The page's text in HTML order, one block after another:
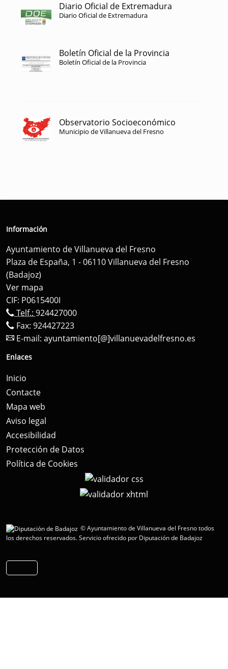
Diario Oficial de Extremadura
Diario Oficial de Extremadura
Boletín Oficial de la Provincia
Boletín Oficial de la Provincia
Observatorio Socioeconómico
Municipio de Villanueva del Fresno
Información
Ayuntamiento de Villanueva del Fresno
Plaza de España, 1 - 06110 Villanueva del Fresno
(Badajoz)
Ver mapa
CIF: P0615400I
Telf.: 924427000
Fax: 924427223
E-mail: ayuntamiento[@]villanuevadelfresno.es
Enlaces
Inicio
Contacte
Mapa web
Aviso legal
Accesibilidad
Protección de Datos
Política de Cookies
© Ayuntamiento de Villanueva del Fresno todos
los derechos reservados.Servicio ofrecido por Diputación de Badajoz